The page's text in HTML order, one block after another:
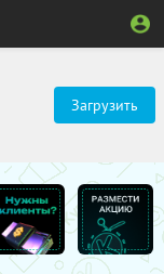
Загрузить